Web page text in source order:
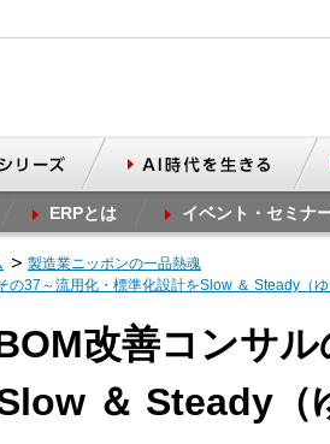
ERPとは イベント・セミナ
製造業ニッポンの一品熱魂
37～流用化・標準化設計をSlow ＆ Steady（
改善コンサ
＆ Steady（